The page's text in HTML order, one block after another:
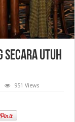
Secara Utuh
951 Views